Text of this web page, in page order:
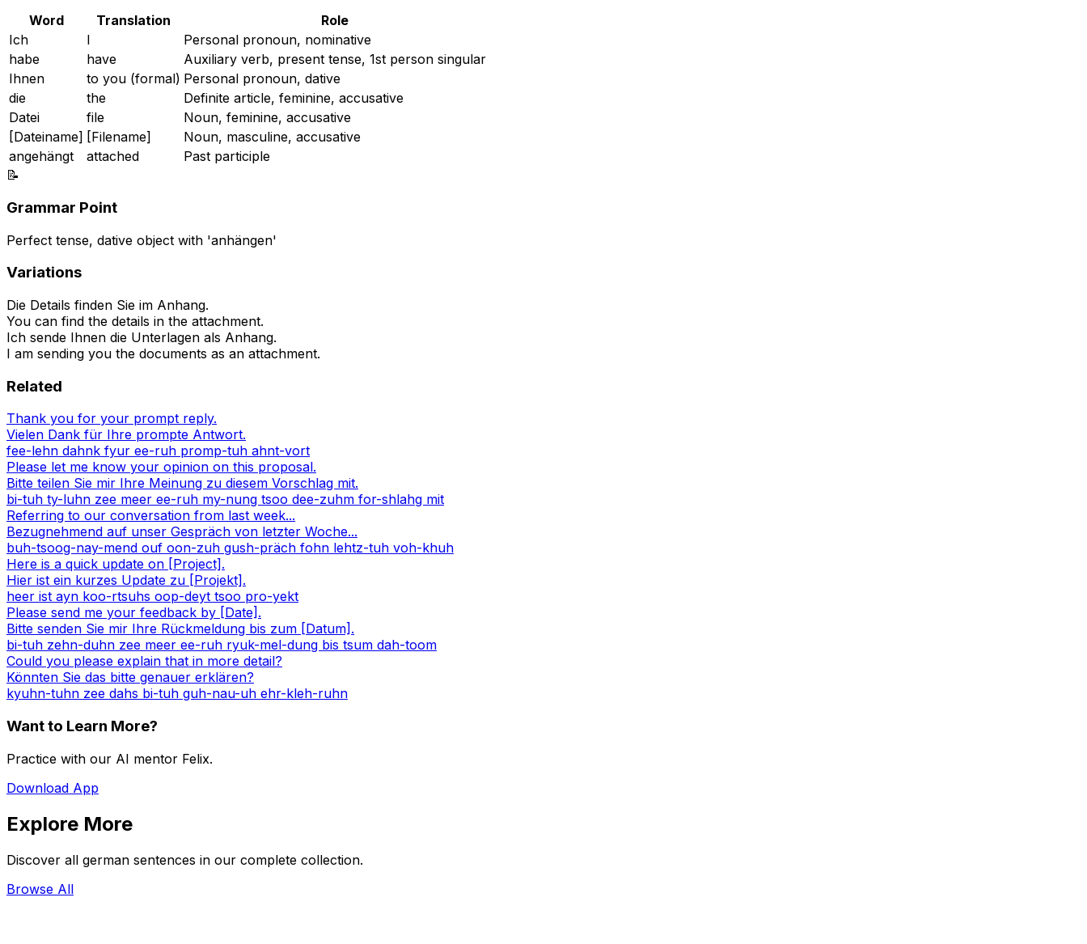
Word Translation
Role
Ich
I
Personal pronoun, nominative
habe
have
Auxiliary verb, present tense, 1st person singular
Ihnen
to you (formal) Personal pronoun, dative
die
the
Definite article, feminine, accusative
Datei
file
Noun, feminine, accusative
[Dateiname] [Filename]
Noun, masculine, accusative
angehängt
attached
Past participle
📝
Grammar Point
Perfect tense, dative object with 'anhängen'
Variations
Die Details finden Sie im Anhang.
You can find the details in the attachment.
Ich sende Ihnen die Unterlagen als Anhang.
I am sending you the documents as an attachment.
Related
Thank you for your prompt reply.
Vielen Dank für Ihre prompte Antwort.
fee-lehn dahnk fyur ee-ruh promp-tuh ahnt-vort
Please let me know your opinion on this proposal.
Bitte teilen Sie mir Ihre Meinung zu diesem Vorschlag mit.
bi-tuh ty-luhn zee meer ee-ruh my-nung tsoo dee-zuhm for-shlahg mit
Referring to our conversation from last week...
Bezugnehmend auf unser Gespräch von letzter Woche...
buh-tsoog-nay-mend ouf oon-zuh gush-präch fohn lehtz-tuh voh-khuh
Here is a quick update on [Project].
Hier ist ein kurzes Update zu [Projekt].
heer ist ayn koo-rtsuhs oop-deyt tsoo pro-yekt
Please send me your feedback by [Date].
Bitte senden Sie mir Ihre Rückmeldung bis zum [Datum].
bi-tuh zehn-duhn zee meer ee-ruh ryuk-mel-dung bis tsum dah-toom
Could you please explain that in more detail?
Könnten Sie das bitte genauer erklären?
kyuhn-tuhn zee dahs bi-tuh guh-nau-uh ehr-kleh-ruhn
Want to Learn More?
Practice with our AI mentor Felix.
Download App
Explore More
Discover all german sentences in our complete collection.
Browse All